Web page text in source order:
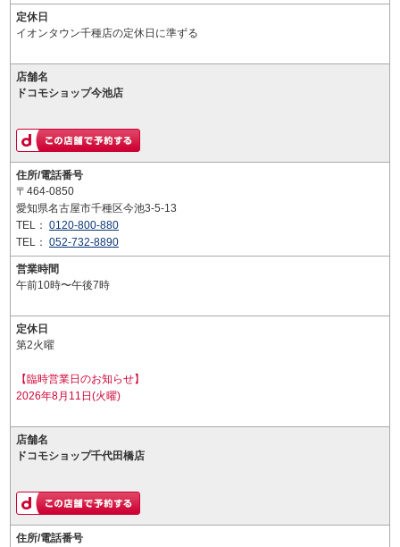
定休日
イオンタウン千種店の定休日に準ずる
店舗名
ドコモショップ今池店
住所/電話番号
〒464-0850
愛知県名古屋市千種区今池3-5-13
TEL： 0120-800-880
TEL： 052-732-8890
営業時間
午前10時〜午後7時
定休日
第2火曜
【臨時営業日のお知らせ】
2026年8月11日(火曜)
店舗名
ドコモショップ千代田橋店
住所/電話番号